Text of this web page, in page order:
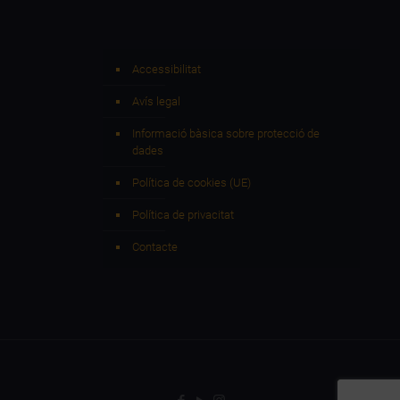
Accessibilitat
Avís legal
Informació bàsica sobre protecció de
dades
Política de cookies (UE)
Política de privacitat
Contacte